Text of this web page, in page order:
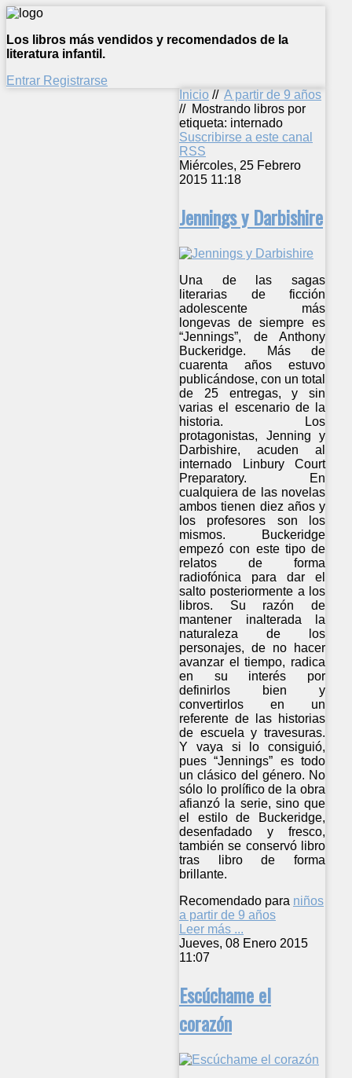
Los libros más vendidos y recomendados de la
literatura infantil.
Entrar Registrarse
Inicio // A partir de 9 años
// Mostrando libros por
etiqueta: internado
Suscribirse a este canal
RSS
Miércoles, 25 Febrero
2015 11:18
Jennings y Darbishire
Una de las sagas
literarias de ficción
adolescente más
longevas de siempre es
“Jennings”, de Anthony
Buckeridge. Más de
cuarenta años estuvo
publicándose, con un total
de 25 entregas, y sin
varias el escenario de la
historia. Los
protagonistas, Jenning y
Darbishire, acuden al
internado Linbury Court
Preparatory. En
cualquiera de las novelas
ambos tienen diez años y
los profesores son los
mismos. Buckeridge
empezó con este tipo de
relatos de forma
radiofónica para dar el
salto posteriormente a los
libros. Su razón de
mantener inalterada la
naturaleza de los
personajes, de no hacer
avanzar el tiempo, radica
en su interés por
definirlos bien y
convertirlos en un
referente de las historias
de escuela y travesuras.
Y vaya si lo consiguió,
pues “Jennings” es todo
un clásico del género. No
sólo lo prolífico de la obra
afianzó la serie, sino que
el estilo de Buckeridge,
desenfadado y fresco,
también se conservó libro
tras libro de forma
brillante.
Recomendado para niños
a partir de 9 años
Leer más ...
Jueves, 08 Enero 2015
11:07
Escúchame el
corazón